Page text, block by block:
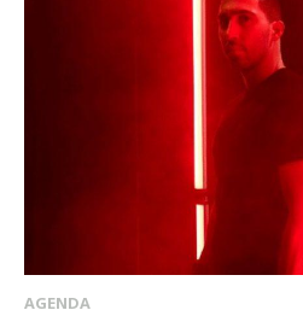
AGENDA